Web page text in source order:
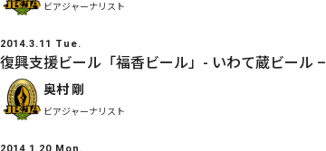
ビアジャーナリスト
2014.3.11 Tue.
復興支援ビール「福香ビール」- いわて蔵ビール –
奥村 剛
ビアジャーナリスト